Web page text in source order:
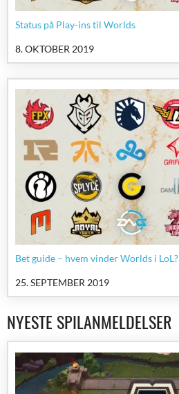
Status på Play-ins til Worlds
8. OKTOBER 2019
Bet guide – hvem vinder Worlds i LoL?
25. SEPTEMBER 2019
NYESTE SPILANMELDELSER